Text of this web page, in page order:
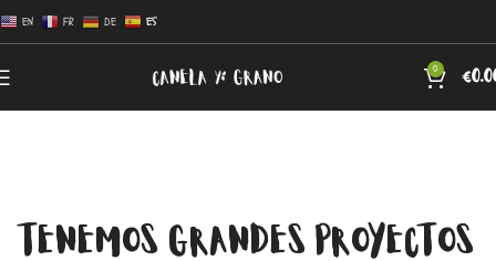
EN FR DE ES
0 €
TENEMOS GRANDES PROYECTOS